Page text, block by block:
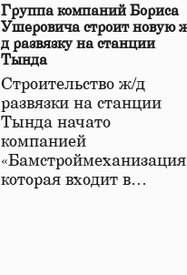
Группа компаний Бориса
Ушеровича строит новую
д развязку на станции
Тында
Строительство ж/д
развязки на станции
Тында начато
компанией
которая входит в…